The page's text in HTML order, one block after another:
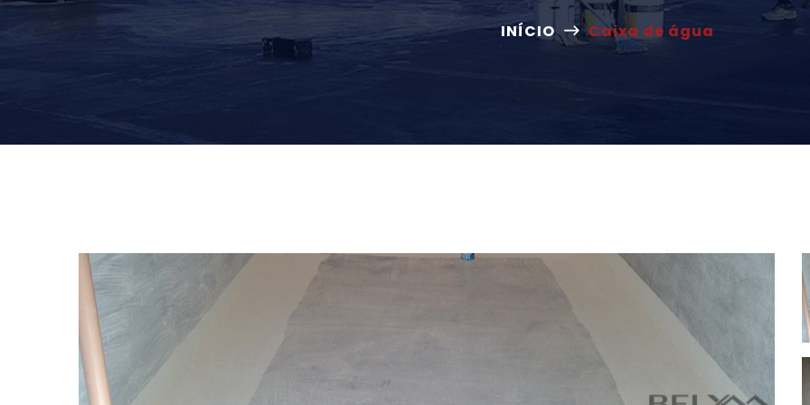
INÍCIO Caixa de água